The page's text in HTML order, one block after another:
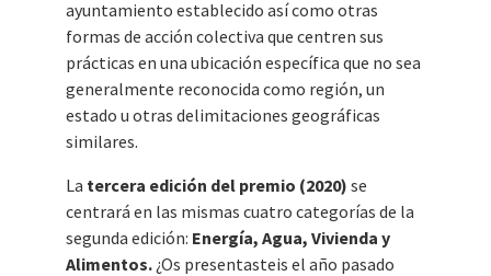
ayuntamiento establecido así como otras
formas de acción colectiva que centren sus
prácticas en una ubicación específica que no sea
generalmente reconocida como región, un
estado u otras delimitaciones geográficas
similares.
La tercera edición del premio (2020) se
centrará en las mismas cuatro categorías de la
segunda edición: Energía, Agua, Vivienda y
Alimentos. ¿Os presentasteis el año pasado